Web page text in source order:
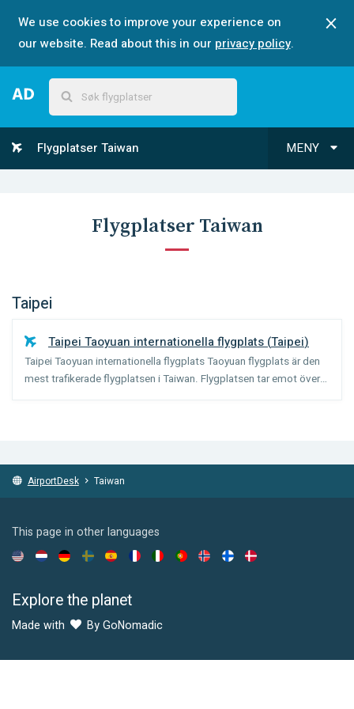
We use cookies to improve your experience on
our website. Read about this in our privacy policy.
MENY
Flygplatser Taiwan
Flygplatser Taiwan
Taipei
Taipei Taoyuan internationella flygplats (Taipei)
Taipei Taoyuan internationella flygplats Taoyuan flygplats är den
mest trafikerade flygplatsen i Taiwan. Flygplatsen tar emot över
AirportDesk Taiwan
This page in other languages
Explore the planet
Made with By GoNomadic